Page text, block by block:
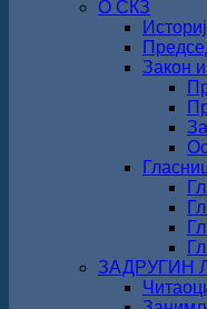
О СКЗ
Закон
ЗАДРУГИН